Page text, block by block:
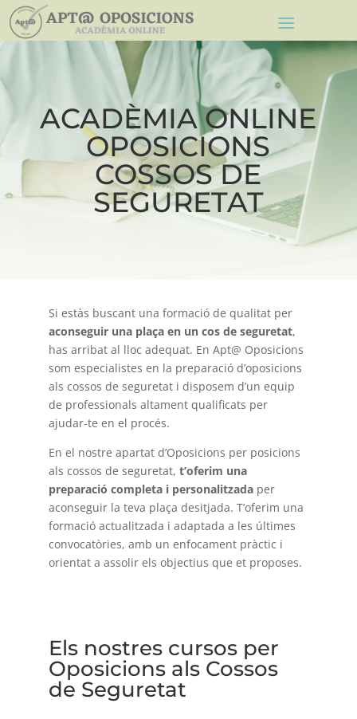
ACADÈMIA ONLINE
OPOSICIONS
COSSOS DE
SEGURETAT
Si estàs buscant una formació de qualitat per
aconseguir una plaça en un cos de seguretat,
has arribat al lloc adequat. En Apt@ Oposicions
som especialistes en la preparació d’oposicions
als cossos de seguretat i disposem d’un equip
de professionals altament qualificats per
ajudar-te en el procés.
En el nostre apartat d’Oposicions per posicions
als cossos de seguretat, t’oferim una
preparació completa i personalitzadaper
aconseguir la teva plaça desitjada. T’oferim una
formació actualitzada i adaptada a les últimes
convocatòries, amb un enfocament pràctic i
orientat a assolir els objectius que et proposes.
Els nostres cursos per
Oposicions als Cossos
de Seguretat